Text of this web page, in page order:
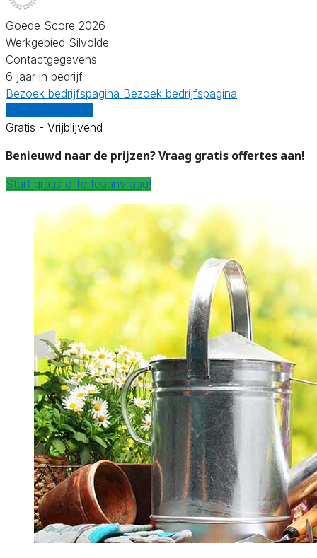
Goede Score 2026
Werkgebied Silvolde
Contactgegevens
6 jaar in bedrijf
Bezoek bedrijfspagina Bezoek bedrijfspagina
Gratis - Vrijblijvend
Benieuwd naar de prijzen? Vraag gratis offertes aan!
Start gratis offerteaanvraag!